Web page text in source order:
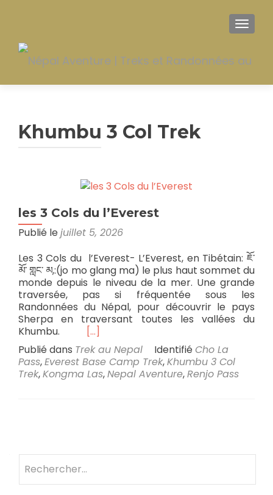
Khumbu 3 Col Trek
les 3 Cols du l’Everest
Publié le juillet 5, 2026
Les 3 Cols du l’Everest- L’Everest, en Tibétain: ཇོ་
མོ་ གླང་ མ,:(jo mo glang ma) le plus haut sommet du
monde depuis le niveau de la mer. Une grande
traversée, pas si fréquentée sous les
Randonnées du Népal, pour découvrir le pays
Sherpa en traversant toutes les vallées du
Khumbu.
[…]
Publié dans Trek au Nepal Identifié Cho La
Pass,Everest Base Camp Trek,Khumbu 3 Col
Trek,Kongma Las,Nepal Aventure,Renjo Pass
des
articles